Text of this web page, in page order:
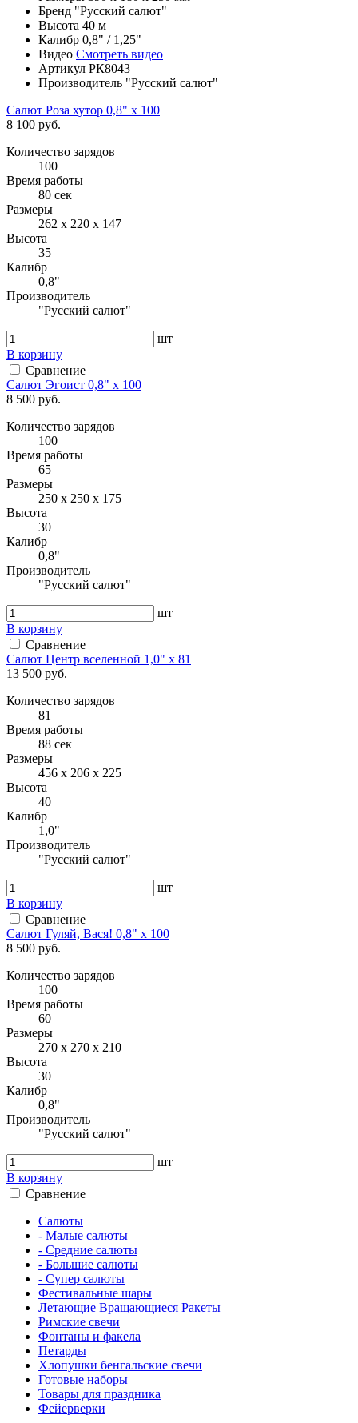
Бренд "Русский салют"
Высота 40 м
Калибр 0,8" / 1,25"
Видео Смотреть видео
Артикул РК8043
Производитель "Русский салют"
Салют Роза хутор 0,8" х 100
8 100 руб.
Количество зарядов
100
Время работы
80 сек
Размеры
262 х 220 х 147
Высота
35
Калибр
0,8"
Производитель
"Русский салют"
шт
В корзину
Сравнение
Салют Эгоист 0,8" x 100
8 500 руб.
Количество зарядов
100
Время работы
65
Размеры
250 х 250 х 175
Высота
30
Калибр
0,8"
Производитель
"Русский салют"
шт
В корзину
Сравнение
Салют Центр вселенной 1,0" х 81
13 500 руб.
Количество зарядов
81
Время работы
88 сек
Размеры
456 х 206 х 225
Высота
40
Калибр
1,0"
Производитель
"Русский салют"
шт
В корзину
Сравнение
Салют Гуляй, Вася! 0,8" x 100
8 500 руб.
Количество зарядов
100
Время работы
60
Размеры
270 х 270 х 210
Высота
30
Калибр
0,8"
Производитель
"Русский салют"
шт
В корзину
Сравнение
Салюты
- Малые салюты
- Средние салюты
- Большие салюты
- Супер салюты
Фестивальные шары
Летающие Вращающиеся Ракеты
Римские свечи
Фонтаны и факела
Петарды
Хлопушки бенгальские свечи
Готовые наборы
Товары для праздника
Фейерверки